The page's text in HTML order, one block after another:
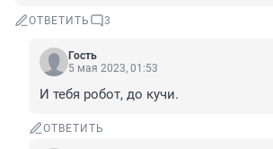
ОТВЕТИТЬ 3
Гость
5 мая 2023, 01:53
И тебя робот, до кучи.
ОТВЕТИТЬ